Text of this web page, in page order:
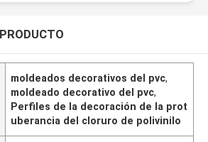
moldeados decorativos del pvc,
moldeado decorativo del pvc,
Perfiles de la decoración de la prot
uberancia del cloruro de polivinilo